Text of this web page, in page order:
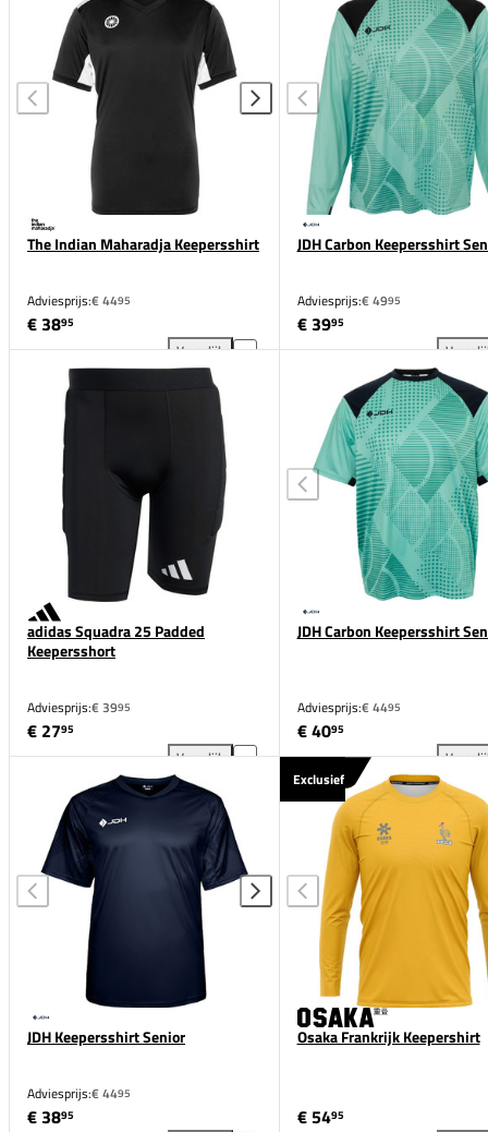
The Indian Maharadja Keepersshirt
Adviesprijs:€ 4495
€ 3895
Vergelijk
The Indian Maharadja Keepersshirt toevoegen aan
JDH Carbon Keepersshirt
Adviesprijs:€ 4995
€ 3995
adidas Squadra 25 Padded
Keepersshort
Adviesprijs:€ 3995
€ 2795
Vergelijk
adidas Squadra 25 Padded Keepersshort
JDH Carbon Keepersshirt
Adviesprijs:€ 4495
€ 4095
JDH Keepersshirt Senior
Adviesprijs:€ 4495
€ 3895
Exclusief
Osaka Frankrijk Keepershirt
€ 5495